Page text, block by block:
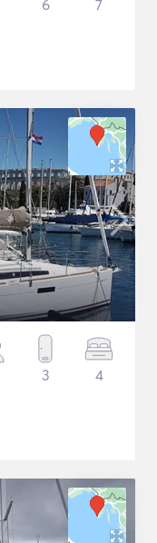
6 7
3 4